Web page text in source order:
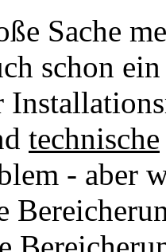
Sache
schon
technische
- aber